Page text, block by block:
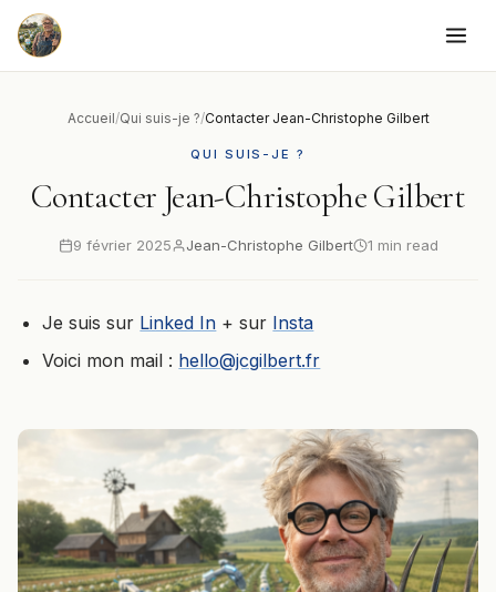
content
Accueil/Qui suis-je ?/Contacter Jean-Christophe Gilbert
QUI SUIS-JE ?
Contacter Jean-Christophe Gilbert
9 février 2025 Jean-Christophe Gilbert 1 min read
Je suis sur Linked In + sur Insta
Voici mon mail : hello@jcgilbert.fr